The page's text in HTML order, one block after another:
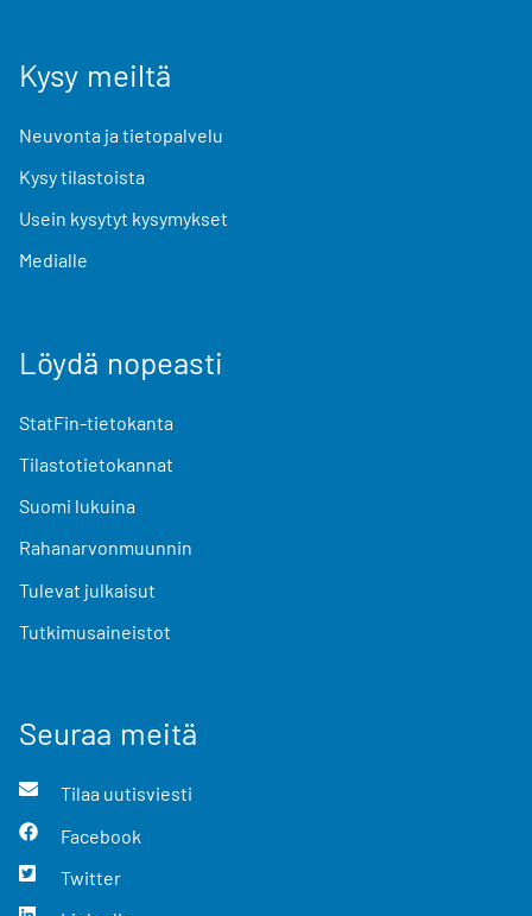
Kysy meiltä
Neuvonta ja tietopalvelu
Kysy tilastoista
Usein kysytyt kysymykset
Medialle
Löydä nopeasti
StatFin-tietokanta
Tilastotietokannat
Suomi lukuina
Rahanarvonmuunnin
Tulevat julkaisut
Tutkimusaineistot
Seuraa meitä
Tilaa uutisviesti
Facebook
Twitter